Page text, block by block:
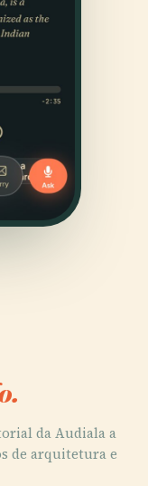
da Audiala a
de arquitetura e